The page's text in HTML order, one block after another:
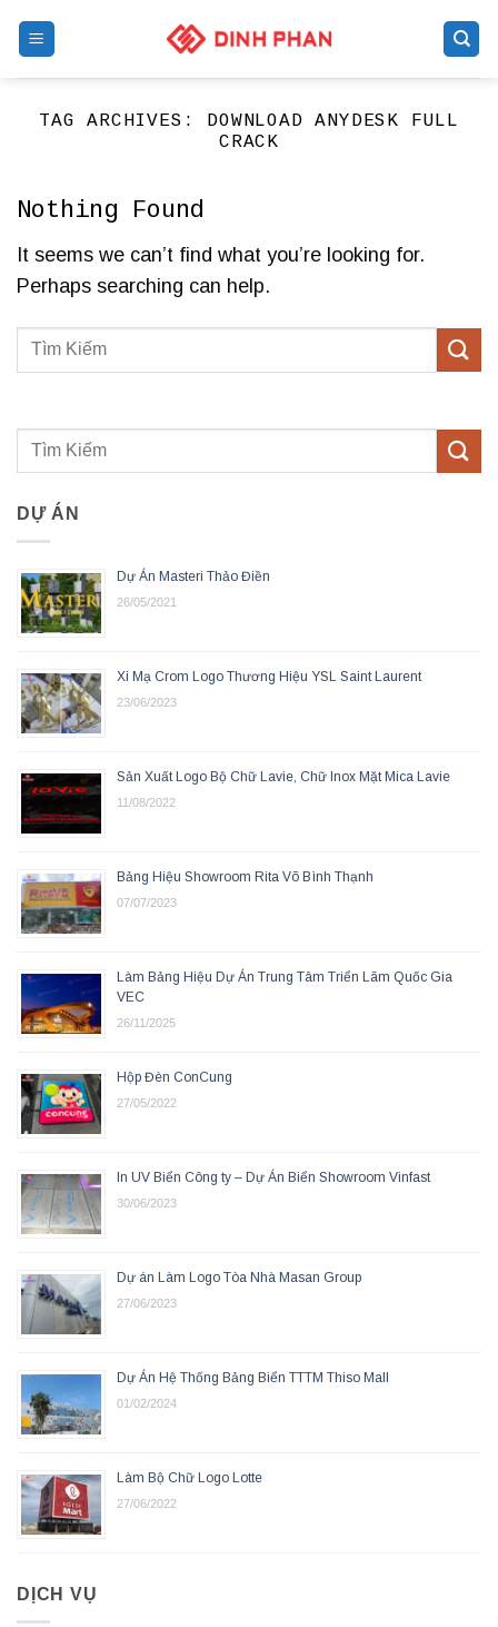
TAG ARCHIVES: DOWNLOAD ANYDESK FULL
CRACK
Nothing Found
It seems we can’t find what you’re looking for.
Perhaps searching can help.
DỰ ÁN
Dự Án Masteri Thảo Điền
26/05/2021
Xi Mạ Crom Logo Thương Hiệu YSL Saint Laurent
23/06/2023
Sản Xuất Logo Bộ Chữ Lavie, Chữ Inox Mặt Mica Lavie
11/08/2022
Bảng Hiệu Showroom Rita Võ Bình Thạnh
07/07/2023
Làm Bảng Hiệu Dự Án Trung Tâm Triển Lãm Quốc Gia
VEC
26/11/2025
Hộp Đèn ConCung
27/05/2022
In UV Biển Công ty – Dự Án Biển Showroom Vinfast
30/06/2023
Dự án Làm Logo Tòa Nhà Masan Group
27/06/2023
Dự Án Hệ Thống Bảng Biển TTTM Thiso Mall
01/02/2024
Làm Bộ Chữ Logo Lotte
27/06/2022
DỊCH VỤ